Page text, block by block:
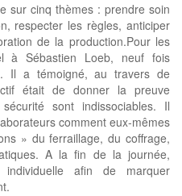
sur cinq thèmes : prendre soin
respecter les règles, anticiper
de la production.Pour les
à Sébastien Loeb, neuf fois
Il a témoigné, au travers de
était de donner la preuve
sont indissociables. Il
comment eux-mêmes
» du ferraillage, du coffrage,
A la fin de la journée,
afin de marquer